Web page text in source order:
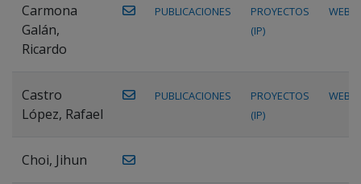
Carmona
Galán,
Ricardo
PUBLICACIONES
PROYECTOS
(IP)
WEB
Castro
López, Rafael
PUBLICACIONES
PROYECTOS
(IP)
WEB
Choi, Jihun